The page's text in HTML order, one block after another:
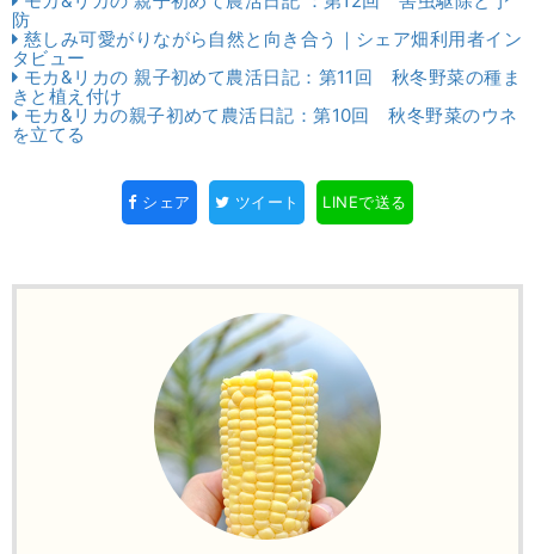
防
慈しみ可愛がりながら自然と向き合う｜シェア畑利用者イン
タビュー
モカ&リカの 親子初めて農活日記：第11回 秋冬野菜の種ま
きと植え付け
モカ&リカの親子初めて農活日記：第10回 秋冬野菜のウネ
を立てる
シェア ツイート LINEで送る